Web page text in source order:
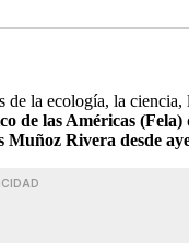
la ecología, la ciencia,
de las Américas (Fela)
Rivera desde